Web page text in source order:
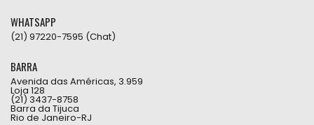
WHATSAPP
(21) 97220-7595 (Chat)
BARRA
Avenida das Américas, 3.959
Loja 128
(21) 3437-8758
Barra da Tijuca
Rio de Janeiro-RJ